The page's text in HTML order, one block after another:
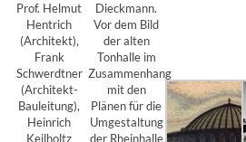
Prof. Helmut
Hentrich
(Architekt),
Frank
Schwerdtner
(Architekt-
Bauleitung),
Heinrich
Keilholtz
Dieckmann.
Vor dem Bild
der alten
Tonhalle im
Zusammenhang
mit den
Plänen für die
Umgestaltung
der Rheinhalle